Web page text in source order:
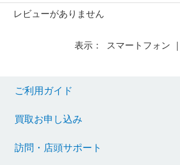
レビューがありません
表示： スマートフォン ｜
ご利用ガイド
買取お申し込み
訪問・店頭サポート